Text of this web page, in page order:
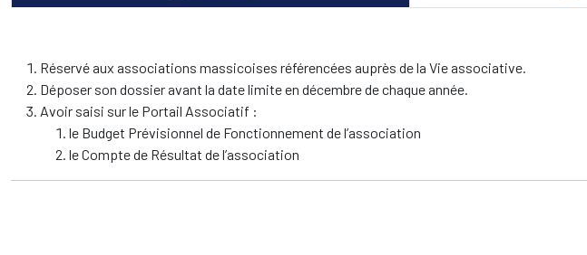
Réservé aux associations massicoises référencées auprès de la Vie associative.
Déposer son dossier avant la date limite en décembre de chaque année.
Avoir saisi sur le Portail Associatif :
le Budget Prévisionnel de Fonctionnement de l’association
le Compte de Résultat de l’association